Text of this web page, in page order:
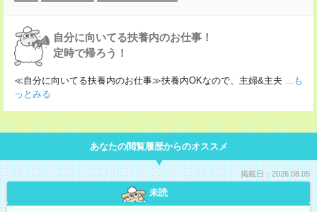
自分に向いてる扶養内のお仕事！
定時で帰ろう！
≪自分に向いてる扶養内のお仕事≫扶養内OKなので、主婦&主夫 ...も
っとみる
あなたの閲覧履歴からのオススメ
掲載日：2026.08.05
未読